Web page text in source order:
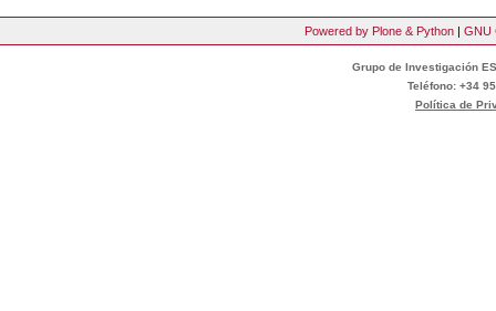
Powered by Plone & Python | GNU
Grupo de Investigación
Teléfono: +34
Política de